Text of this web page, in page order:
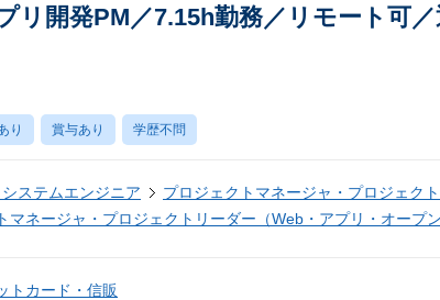
リ開発PM／7.15h勤務／リモート可
り 賞与あり 学歴不問
ステムエンジニア
プロジェクトマネージャ・プロジェク
マネージャ・プロジェクトリーダー（Web・アプリ・オープン
トカード・信販